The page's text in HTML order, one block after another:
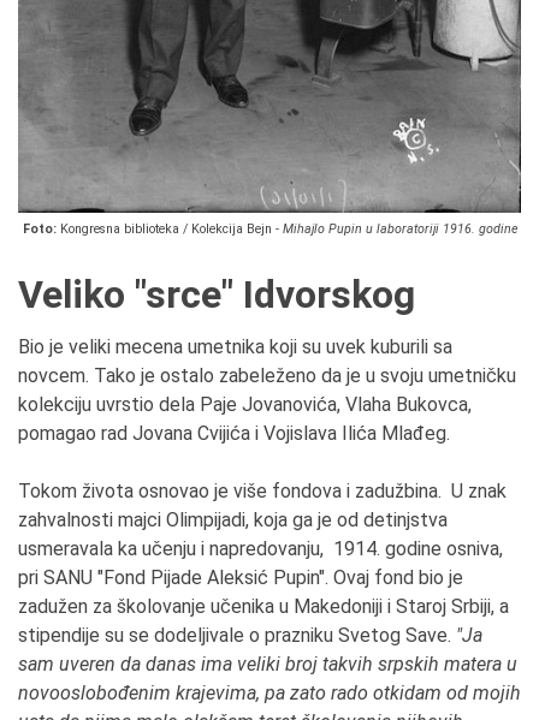
Foto:Kongresna biblioteka / Kolekcija Bejn - Mihajlo Pupin u laboratoriji 1916. godine
Veliko "srce" Idvorskog
Bio je veliki mecena umetnika koji su uvek kuburili sa
novcem. Tako je ostalo zabeleženo da je u svoju umetničku
kolekciju uvrstio dela Paje Jovanovića, Vlaha Bukovca,
pomagao rad Jovana Cvijića i Vojislava Ilića Mlađeg.
Tokom života osnovao je više fondova i zadužbina. U znak
zahvalnosti majci Olimpijadi, koja ga je od detinjstva
usmeravala ka učenju i napredovanju, 1914. godine osniva,
pri SANU "Fond Pijade Aleksić Pupin". Ovaj fond bio je
zadužen za školovanje učenika u Makedoniji i Staroj Srbiji, a
stipendije su se dodeljivale o prazniku Svetog Save. "Ja
sam uveren da danas ima veliki broj takvih srpskih matera u
novooslobođenim krajevima, pa zato rado otkidam od mojih